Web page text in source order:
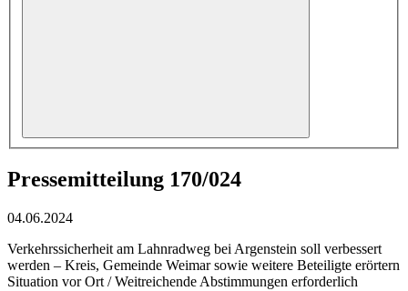
Pressemitteilung 170/024
04.06.2024
Verkehrssicherheit am Lahnradweg bei Argenstein soll verbessert
werden – Kreis, Gemeinde Weimar sowie weitere Beteiligte erörtern
Situation vor Ort / Weitreichende Abstimmungen erforderlich